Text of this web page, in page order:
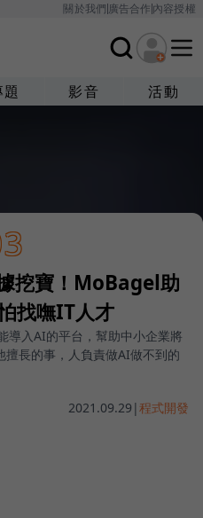
關於我們廣告合作內容授權
影音 活動
挖寶！MoBagel助
找嘸IT人才
導入AI的平台，幫助中小企業將
長的事，人負責做AI做不到的
2021.09.29 |程式開發